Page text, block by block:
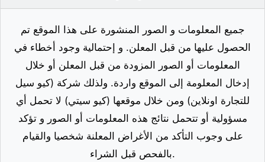
جميع المعلومات و الصور المنشورة على هذا الموقع تم
الحصول عليها من قبل المعلن. و إحتمالية وجود أخطاء في
المعلومات أو الصور المزودة من قبل المعلن أو خلال
إدخال المعلومة إلى الموقع واردة. ولذلك شركة (كيو سيل
للتجارة اونلاين) ومن خلال موقعها (كيو سيتي) لا تحمل أي
مسؤولية أو تتحمل نتائج هذه المعلومات أو الصور و تؤكد
على وجوب التأكد من الأغراض المعلنة شخصيا والقيام
بالفحص قبل الشراء.